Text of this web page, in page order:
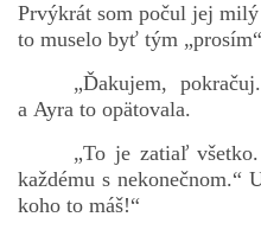
Prvýkrát som počul jej
to muselo byť tým
„Ďakujem,
a Ayra to opätovala.
„To je zatiaľ
každému s nekonečnom.“
koho to máš!“